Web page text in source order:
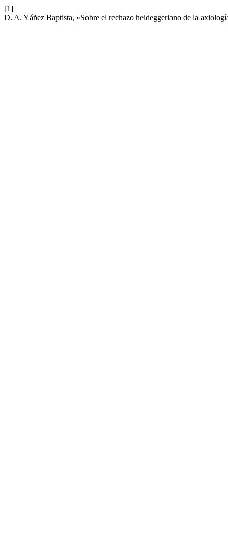
[1]
D. A. Yáñez Baptista, «Sobre el rechazo heideggeriano de la